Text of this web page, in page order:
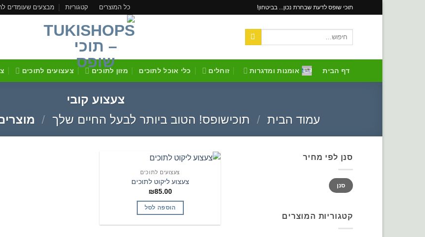
תוכי שופס לדעת שבחרת נכון... בביטחון! כל המוצרים קטגוריות מבצעים שעומדים
דף הבית אומנות ומדגרות זוחלים כלי אוכל לתוכים מזון לתוכים צעצועים לתוכים
צעצוע קובי
עמוד הבית / תוכישופס! הטוב ביותר לבעל החיים שלך /
סנן לפי מחיר
מחיר
מינימלי
מחיר
מקסימלי
סנן
קטגוריות המוצרים
צעצועים לתוכים
צעצוע ליקוט לתוכים
₪85.00
הוספה לסל